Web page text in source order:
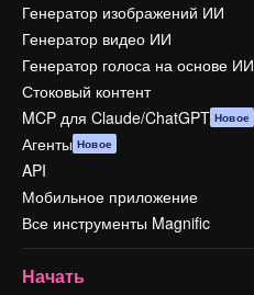
Генератор изображений ИИ
Генератор видео ИИ
Генератор голоса на основе ИИ
Стоковый контент
MCP для Claude/ChatGPT Новое
Агенты Новое
API
Мобильное приложение
Все инструменты Magnific
Начать